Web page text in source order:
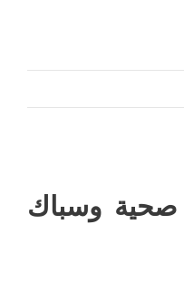
صحية وسباك